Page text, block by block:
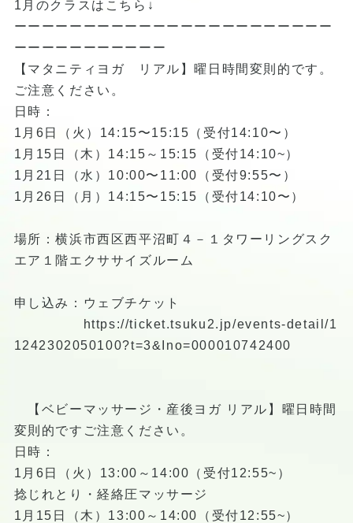
1月のクラスはこちら↓
ーーーーーーーーーーーーーーーーーーーーーーー
ーーーーーーーーーーー
【マタニティヨガ リアル】曜日時間変則的です。
ご注意ください。
日時：
1月6日（火）14:15〜15:15（受付14:10〜）
1月15日（木）14:15～15:15（受付14:10~）
1月21日（水）10:00〜11:00（受付9:55〜）
1月26日（月）14:15〜15:15（受付14:10〜）
場所：横浜市西区西平沼町４－１タワーリングスク
エア１階エクササイズルーム
申し込み：ウェブチケット
https://ticket.tsuku2.jp/events-detail/1
1242302050100?t=3&Ino=000010742400
【ベビーマッサージ・産後ヨガ リアル】曜日時間
変則的ですご注意ください。
日時：
1月6日（火）13:00～14:00（受付12:55~）
捻じれとり・経絡圧マッサージ
1月15日（木）13:00～14:00（受付12:55~）